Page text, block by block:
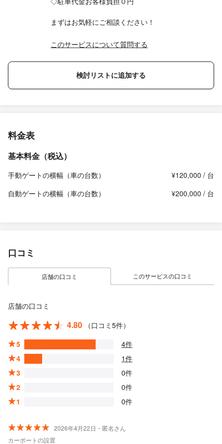
まずはお気軽にご相談ください！
このサービスについて質問する
検討リストに追加する
料金表
基本料金（税込）
手動ゲートの横幅（車の台数）
¥120,000 / 台
自動ゲートの横幅（車の台数）
¥200,000 / 台
口コミ
店舗の口コミ このサービスの口コミ
店舗の口コミ
4.80
（口コミ5件）
5
4件
4
1件
3
0件
2
0件
1
0件
2026年4月22日・匿名さん
カーポートの設置